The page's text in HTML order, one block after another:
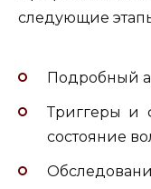
следующие
Подробный
Триггеры и
состояние